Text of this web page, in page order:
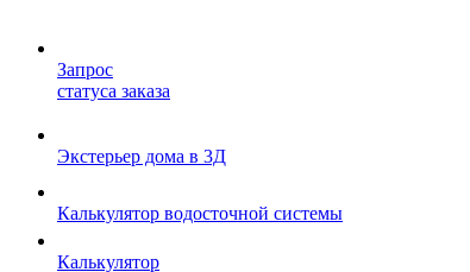
Запрос
статуса заказа
Экстерьер дома в 3Д
Калькулятор водосточной системы
Калькулятор